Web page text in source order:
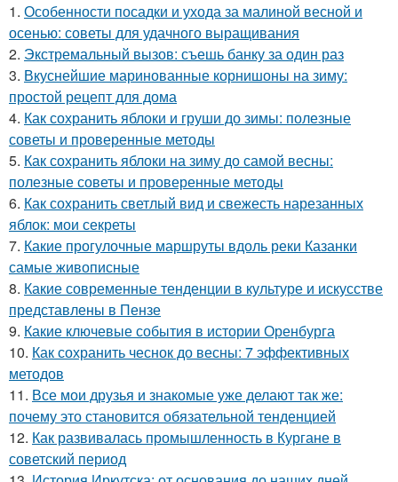
1. Особенности посадки и ухода за малиной весной и
осенью: советы для удачного выращивания
2. Экстремальный вызов: съешь банку за один раз
3. Вкуснейшие маринованные корнишоны на зиму:
простой рецепт для дома
4. Как сохранить яблоки и груши до зимы: полезные
советы и проверенные методы
5. Как сохранить яблоки на зиму до самой весны:
полезные советы и проверенные методы
6. Как сохранить светлый вид и свежесть нарезанных
яблок: мои секреты
7. Какие прогулочные маршруты вдоль реки Казанки
самые живописные
8. Какие современные тенденции в культуре и искусстве
представлены в Пензе
9. Какие ключевые события в истории Оренбурга
10. Как сохранить чеснок до весны: 7 эффективных
методов
11. Все мои друзья и знакомые уже делают так же:
почему это становится обязательной тенденцией
12. Как развивалась промышленность в Кургане в
советский период